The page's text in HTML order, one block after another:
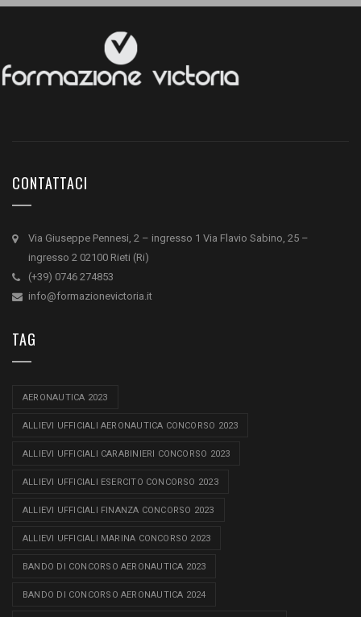
CONTATTACI
Via Giuseppe Pennesi, 2 – ingresso 1 Via Flavio Sabino, 25 –
ingresso 2 02100 Rieti (Ri)
(+39) 0746 274853
info@formazionevictoria.it
TAG
AERONAUTICA 2023
ALLIEVI UFFICIALI AERONAUTICA CONCORSO 2023
ALLIEVI UFFICIALI CARABINIERI CONCORSO 2023
ALLIEVI UFFICIALI ESERCITO CONCORSO 2023
ALLIEVI UFFICIALI FINANZA CONCORSO 2023
ALLIEVI UFFICIALI MARINA CONCORSO 2023
BANDO DI CONCORSO AERONAUTICA 2023
BANDO DI CONCORSO AERONAUTICA 2024